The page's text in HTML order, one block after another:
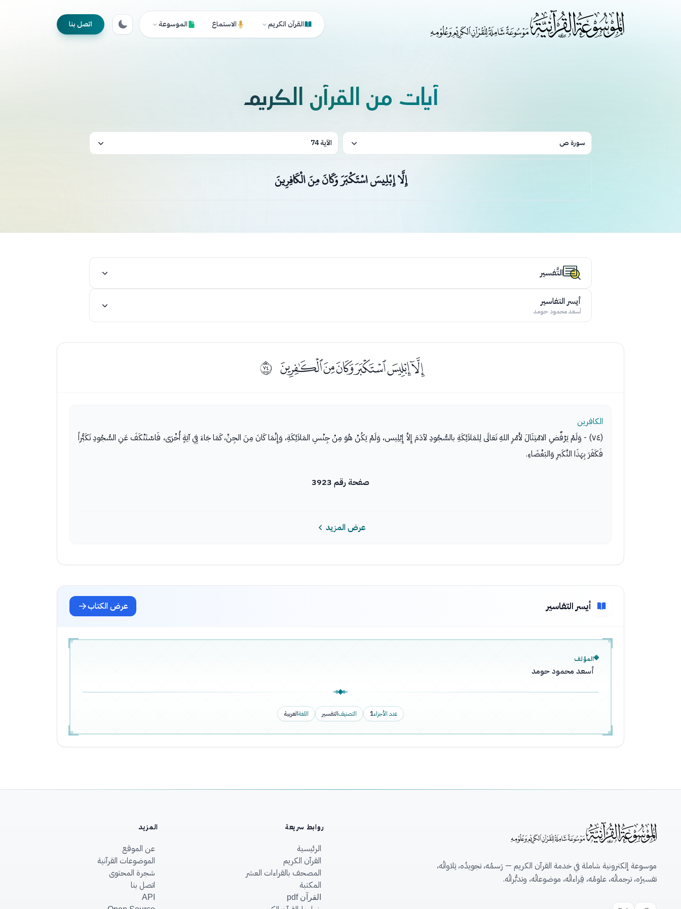
القرآن الكريم الاستماع الموسوعة اتصل بنا
آيات من القرآن الكريم
سورة ص الآية 74
إِلَّا إِبْلِيسَ اسْتَكْبَرَ وَكَانَ مِنَ الْكَافِرِينَ
التَّفسير
أيسر التفاسير
أسعد محمود حومد
ﯕﯖﯗﯘﯙﯚ ﱉ
الكافرين
(٧٤) - وَلَمْ يَرْفٌضِ الامْتِثَالَ لأَمْرِ اللهِ تَعَالَى لِلمَلاَئِكَةِ بالسُّجُودِ لآدَمَ إِلاَّ إِبْلِيس، وَلَمْ يَكُنْ هُوَ مِنْ جِنْسِ المَلاَئِكَةِ، وَإِنَّمَا كَانَ مِنَ الجِنِّ، كَمَا جَاءَ فِي آيَةٍ أُخْرَى، فَاسْتَنْكَفَ عَنِ السُّجُودِ تَكَبُّراً
فَكَفَرَ بِهَذَا التَّكَبرِ وَالبَغْضَاءِ.
صفحة رقم 3923
عرض المزيد
أيسر التفاسير عرض الكتاب
المؤلف
أسعد محمود حومد
عدد الأجزاء1 التصنيفالتفسير اللغةالعربية
موسوعة إلكترونية شاملة في خدمة القرآن الكريم — رَسمُه، تجويدُه، تِلاواتُه،
تفسيرُه، ترجماتُه، علومُه، قِراءاتُه، موضوعاتُه، وتدبُّراتُه.
روابط سريعة
الرئيسية
القرآن الكريم
المصحف بالقراءات العشر
المكتبة
القرآن pdf
المزيد
عن الموقع
الموضوعات القرآنية
شجرة المحتوى
اتصل بنا
API